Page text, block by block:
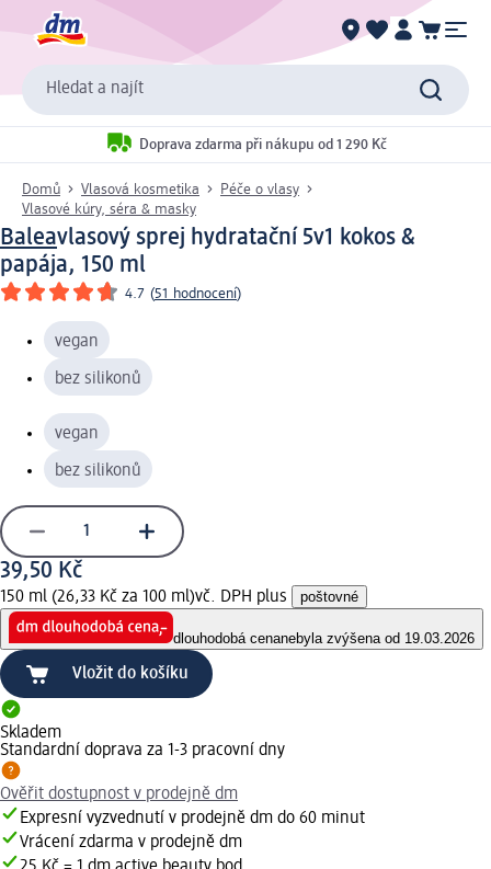
Hledat a najít
Doprava zdarma při nákupu od 1 290 Kč
Domů Vlasová kosmetika
Péče o vlasy
Vlasové kúry, séra & masky
Baleavlasový sprej hydratační 5v1 kokos &
papája, 150 ml
4.7 (51 hodnocení)
vegan
bez silikonů
vegan
bez silikonů
39,50 Kč
150 ml (26,33 Kč za 100 ml)vč. DPH plus poštovné
dlouhodobá cenanebyla zvýšena od 19.03.2026
Vložit do košíku
Skladem
Standardní doprava za 1-3 pracovní dny
Ověřit dostupnost v prodejně dm
Expresní vyzvednutí v prodejně dm do 60 minut
Vrácení zdarma v prodejně dm